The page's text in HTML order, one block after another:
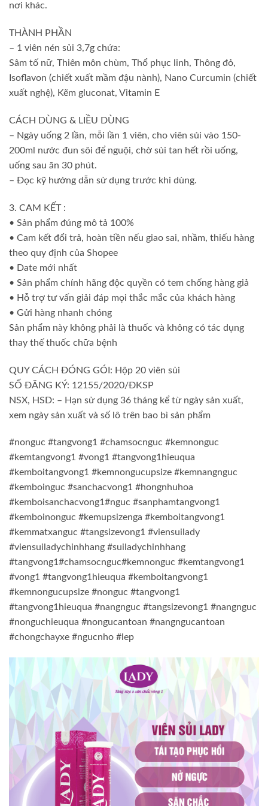
nơi khác.
THÀNH PHẦN
– 1 viên nén sủi 3,7g chứa:
Sâm tố nữ, Thiên môn chùm, Thổ phục linh, Thông đỏ,
Isoflavon (chiết xuất mầm đậu nành), Nano Curcumin (chiết
xuất nghệ), Kẽm gluconat, Vitamin E
CÁCH DÙNG & LIỀU DÙNG
– Ngày uống 2 lần, mỗi lần 1 viên, cho viên sủi vào 150-
200ml nước đun sôi để nguội, chờ sủi tan hết rồi uống,
uống sau ăn 30 phút.
– Đọc kỹ hướng dẫn sử dụng trước khi dùng.
3. CAM KẾT :
• Sản phẩm đúng mô tả 100%
• Cam kết đổi trả, hoàn tiền nếu giao sai, nhầm, thiếu hàng
theo quy định của Shopee
• Date mới nhất
• Sản phẩm chính hãng độc quyền có tem chống hàng giả
• Hỗ trợ tư vấn giải đáp mọi thắc mắc của khách hàng
• Gửi hàng nhanh chóng
Sản phẩm này không phải là thuốc và không có tác dụng
thay thế thuốc chữa bệnh
QUY CÁCH ĐÓNG GÓI: Hộp 20 viên sủi
SỐ ĐĂNG KÝ: 12155/2020/ĐKSP
NSX, HSD: – Hạn sử dụng 36 tháng kể từ ngày sản xuất,
xem ngày sản xuất và số lô trên bao bì sản phẩm
#nonguc #tangvong1 #chamsocnguc #kemnonguc
#kemtangvong1 #vong1 #tangvong1hieuqua
#kemboitangvong1 #kemnongucupsize #kemnangnguc
#kemboinguc #sanchacvong1 #hongnhuhoa
#kemboisanchacvong1#nguc #sanphamtangvong1
#kemboinonguc #kemupsizenga #kemboitangvong1
#kemmatxanguc #tangsizevong1 #viensuilady
#viensuiladychinhhang #suiladychinhhang
#tangvong1#chamsocnguc#kemnonguc #kemtangvong1
#vong1 #tangvong1hieuqua #kemboitangvong1
#kemnongucupsize #nonguc #tangvong1
#tangvong1hieuqua #nangnguc #tangsizevong1 #nangnguc
#nonguchieuqua #nongucantoan #nangngucantoan
#chongchayxe #ngucnho #lep